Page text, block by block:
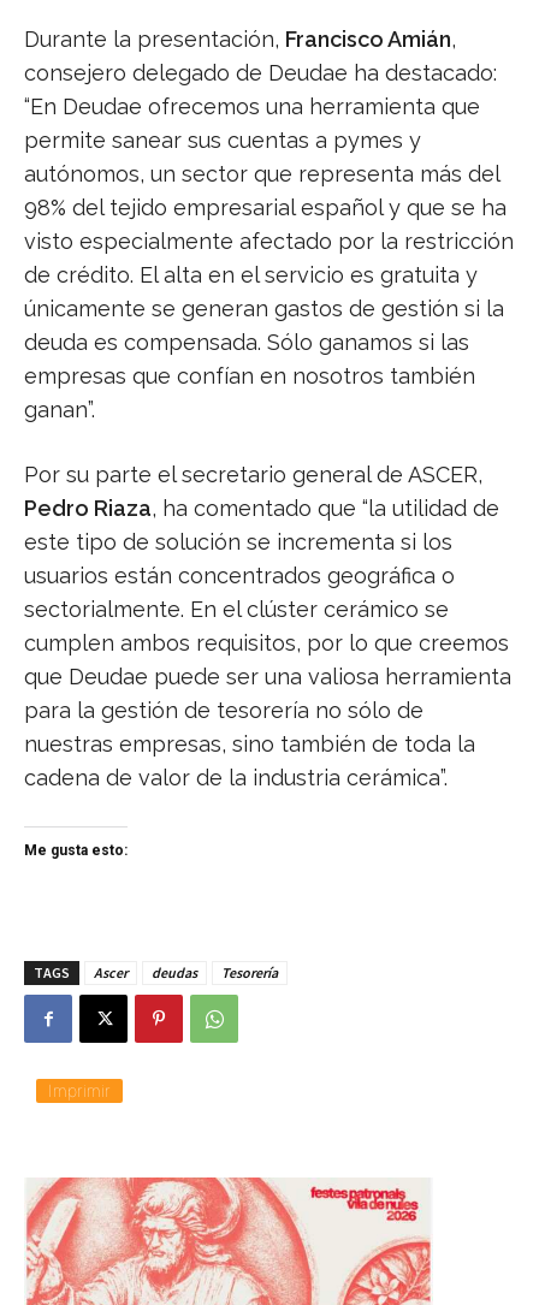
Durante la presentación, Francisco Amián,
consejero delegado de Deudae ha destacado:
“En Deudae ofrecemos una herramienta que
permite sanear sus cuentas a pymes y
autónomos, un sector que representa más del
98% del tejido empresarial español y que se ha
visto especialmente afectado por la restricción
de crédito. El alta en el servicio es gratuita y
únicamente se generan gastos de gestión si la
deuda es compensada. Sólo ganamos si las
empresas que confían en nosotros también
ganan”.
Por su parte el secretario general de ASCER,
Pedro Riaza, ha comentado que “la utilidad de
este tipo de solución se incrementa si los
usuarios están concentrados geográfica o
sectorialmente. En el clúster cerámico se
cumplen ambos requisitos, por lo que creemos
que Deudae puede ser una valiosa herramienta
para la gestión de tesorería no sólo de
nuestras empresas, sino también de toda la
cadena de valor de la industria cerámica”.
Me gusta esto:
TAGS Ascer deudas Tesorería
Imprimir